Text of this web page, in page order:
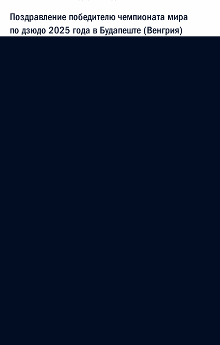
Поздравление победителю чемпионата мира
по дзюдо 2025 года в Будапеште (Венгрия)